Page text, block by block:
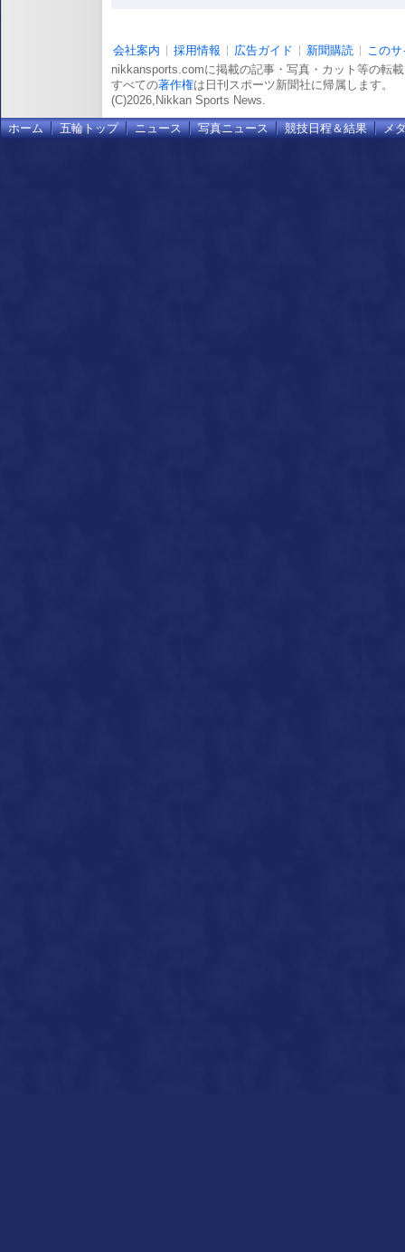
会社案内 採用情報 広告ガイド 新聞購読
この
nikkansports.comに掲載の記事・写真・カット等の転
すべての著作権は日刊スポーツ新聞社に帰属します。
(C)2026,Nikkan Sports News.
ホーム 五輪トップ ニュース 写真ニュース 競技日程＆結果 メ